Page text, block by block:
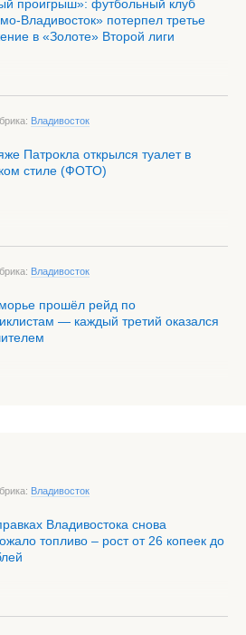
проигрыш»: футбольный клуб
Владивосток» потерпел третье
в «Золоте» Второй лиги
Владивосток
Патрокла открылся туалет в
стиле (ФОТО)
Владивосток
прошёл рейд по
— каждый третий оказался
Владивосток
Владивостока снова
топливо – рост от 26 копеек до